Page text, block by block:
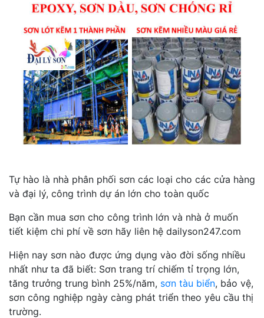
Tự hào là nhà phân phối sơn các loại cho các cửa hàng
và đại lý, công trình dự án lớn cho toàn quốc
Bạn cần mua sơn cho công trình lớn và nhà ở muốn
tiết kiệm chi phí về sơn hãy liên hệ dailyson247.com
Hiện nay sơn nào được ứng dụng vào đời sống nhiều
nhất như ta đã biết: Sơn trang trí chiếm tỉ trọng lớn,
tăng trưởng trung bình 25%/năm, sơn tàu biển, bảo vệ,
sơn công nghiệp ngày càng phát triển theo yêu cầu thị
trường.